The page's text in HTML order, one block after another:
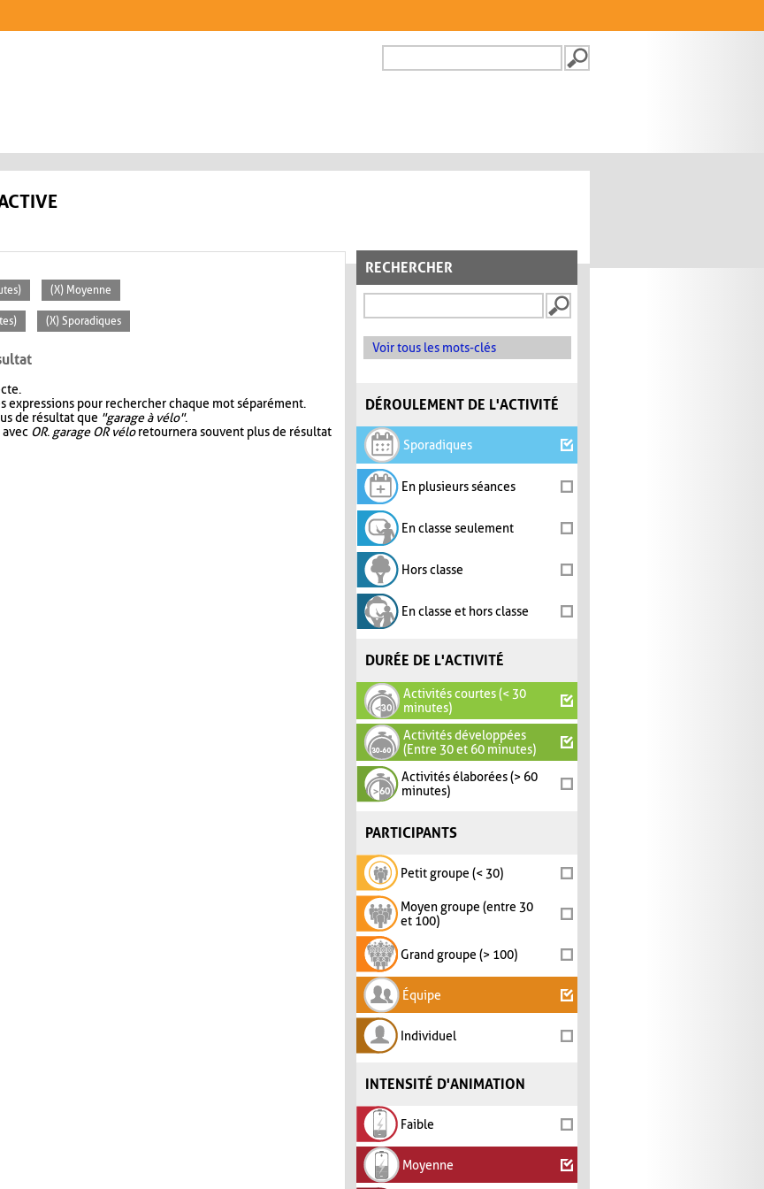
FORMULAIRE DE
RECHERCHER
Voir tous les mots-clés
DÉROULEMENT DE L'ACTIVITÉ
Sporadiques
En plusieurs séances
En classe seulement
Hors classe
En classe et hors classe
DURÉE DE L'ACTIVITÉ
Activités courtes (< 30
minutes)
Activités développées
(Entre 30 et 60 minutes)
Activités élaborées (> 60
minutes)
PARTICIPANTS
Petit groupe (< 30)
Moyen groupe (entre 30
et 100)
Grand groupe (> 100)
Équipe
Individuel
INTENSITÉ D'ANIMATION
Faible
Moyenne
(X) Moyenne
(X) Sporadiques
expressions pour rechercher chaque mot séparément.
de résultat que "garage à vélo".
OR. garage OR véloretournera souvent plus de résultat